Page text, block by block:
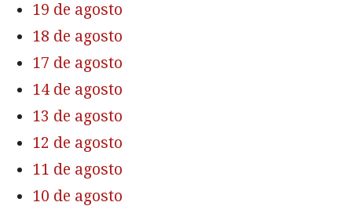
19 de agosto
18 de agosto
17 de agosto
14 de agosto
13 de agosto
12 de agosto
11 de agosto
10 de agosto